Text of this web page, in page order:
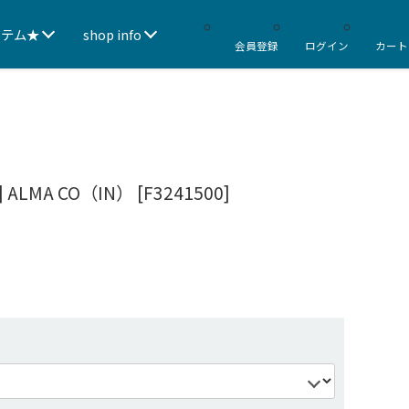
ム★ shop info
会員登録 ログイン カー
CO（IN） [F3241500]